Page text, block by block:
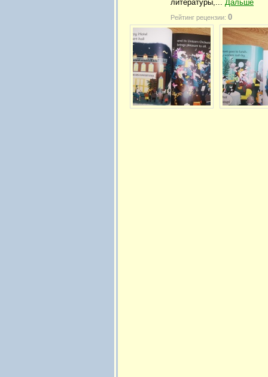
литературы,... Дальше
Рейтинг рецензии: 0